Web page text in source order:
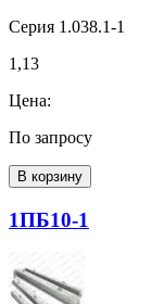
Серия 1.038.1-1
1,13
Цена:
По запросу
В корзину
1ПБ10-1